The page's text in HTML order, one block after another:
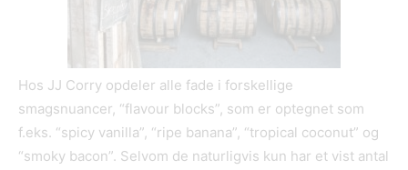
Hos JJ Corry opdeler alle fade i forskellige
smagsnuancer, “flavour blocks”, som er optegnet som
f.eks. “spicy vanilla”, “ripe banana”, “tropical coconut” og
“smoky bacon”. Selvom de naturligvis kun har et vist antal